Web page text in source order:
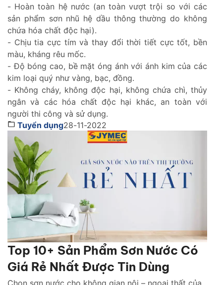
- Hoàn toàn hệ nước (an toàn vượt trội so với các
sản phẩm sơn nhũ hệ dầu thông thường do không
chứa hóa chất độc hại).
- Chịu tia cực tím và thay đổi thời tiết cực tốt, bền
màu, kháng rêu mốc.
- Độ bóng cao, bề mặt óng ánh với ánh kim của các
kim loại quý như vàng, bạc, đồng.
- Không cháy, không độc hại, không chứa chì, thủy
ngân và các hóa chất độc hại khác, an toàn với
người thi công và sử dụng.
Tuyển dụng28-11-2022
Top 10+ Sản Phẩm Sơn Nước Có
Giá Rẻ Nhất Được Tin Dùng